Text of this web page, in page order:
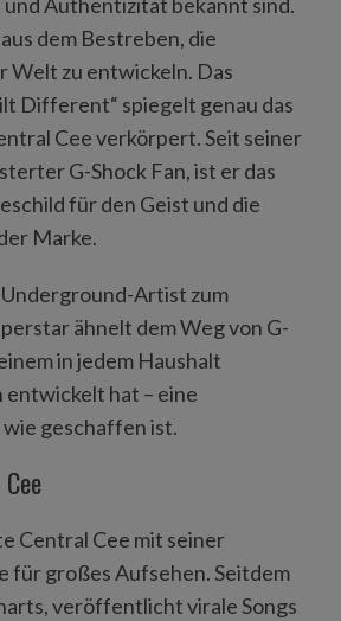
dem Bestreben, die
Welt zu entwickeln. Das
Different“ spiegelt genau das
Cee verkörpert. Seit seiner
G-Shock Fan, ist er das
für den Geist und die
Marke.
Artist zum
ähnelt dem Weg von G-
in jedem Haushalt
entwickelt hat – eine
geschaffen ist.
Central Cee mit seiner
für großes Aufsehen. Seitdem
veröffentlicht virale Songs